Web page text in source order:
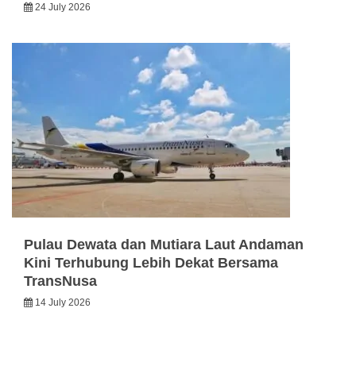
24 July 2026
Pulau Dewata dan Mutiara Laut Andaman
Kini Terhubung Lebih Dekat Bersama
TransNusa
14 July 2026